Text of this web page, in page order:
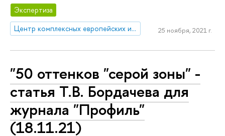
Экспертиза
Центр комплексных европейских и международных исследований (ЦКЕМИ)
25 ноября, 2021 г.
"50 оттенков "серой зоны" -
статья Т.В. Бордачева для
журнала "Профиль"
(18.11.21)